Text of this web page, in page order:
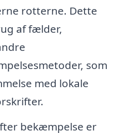
rotterne. Dette
af fælder,
som
med lokale
bekæmpelse er